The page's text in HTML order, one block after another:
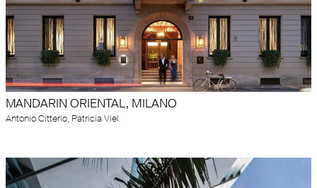
MANDARIN ORIENTAL, MILANO
Antonio Citterio, Patricia Viel